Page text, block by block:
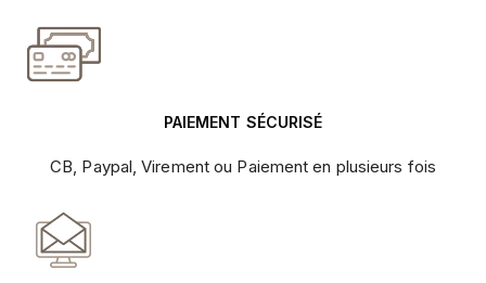
PAIEMENT SÉCURISÉ
CB, Paypal, Virement ou Paiement en plusieurs fois